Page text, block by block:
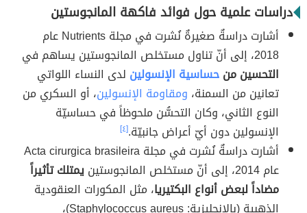
دراسات علمية حول فوائد فاكهة المانجوستين
أشارت دراسةٌ صغيرةٌ نُشرت في مجلة Nutrients عام
2018، إلى أنّ تناول مستخلص المانجوستين يساهم في
التحسين منحساسية الإنسولين لدى النساء اللواتي
تعانين من السمنة، ومقاومة الإنسولين، أو السكري من
النوع الثاني، وكان التحسُّن ملحوظاً في حساسيّة
الإنسولين دون أيّ أعراض جانبيّة.[٤]
أشارت دراسةٌ نُشرت في مجلة Acta cirurgica brasileira
عام 2014، إلى أنّ مستخلص المانجوستين
يمتلك تأثيراً
مضاداً لبعض أنواع البكتيريا، مثل المكورات العنقودية
الذهبية (بالإنجليزية: Staphylococcus aureus)،